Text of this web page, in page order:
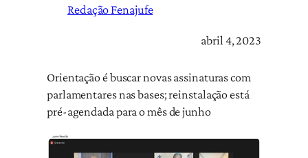
Redação Fenajufe
abril 4, 2023
Orientação é buscar novas assinaturas com
parlamentares nas bases; reinstalação está
pré-agendada para o mês de junho